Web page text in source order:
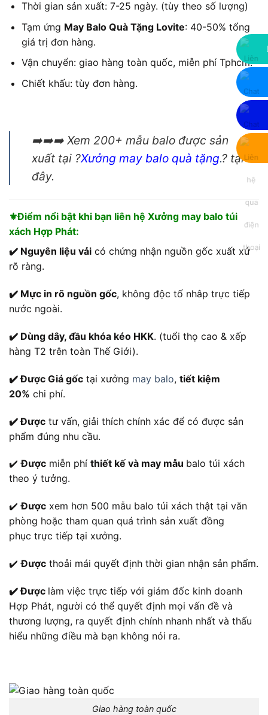
Thời gian sản xuất: 7-25 ngày. (tùy theo số lượng)
Tạm ứng May Balo Quà Tặng Lovite: 40-50% tổng
giá trị đơn hàng.
Vận chuyển: giao hàng toàn quốc, miễn phí Tphcm.
Chiết khấu: tùy đơn hàng.
➡️➡️➡️ Xem 200+ mẫu balo được sản
xuất tại ?Xưởng may balo quà tặng.? tại
đây.
⚜️Điểm nổi bật khi bạn liên hệ Xưởng may balo túi
xách Hợp Phát:
✔️ Nguyên liệu vải có chứng nhận nguồn gốc xuất xứ
rõ ràng.
✔️ Mực in rõ nguồn gốc, không độc tố nhâp trực tiếp
nước ngoài.
✔️ Dùng dây, đầu khóa kéo HKK. (tuổi thọ cao & xếp
hàng T2 trên toàn Thế Giới).
✔️ Được Giá gốc tại xưởng may balo, tiết kiệm
20% chi phí.
✔️ Được tư vấn, giải thích chính xác để có được sản
phẩm đúng nhu cầu.
✔️Được miễn phí thiết kế và may mẫu balo túi xách
theo ý tưởng.
✔️Được xem hơn 500 mẫu balo túi xách thật tại văn
phòng hoặc tham quan quá trình sản xuất đồng
phục trực tiếp tại xưởng.
✔️Được thoải mái quyết định thời gian nhận sản phẩm.
✔️ Được làm việc trực tiếp với giám đốc kinh doanh
Hợp Phát, người có thể quyết định mọi vấn đề và
thương lượng, ra quyết định chính nhanh nhất và thấu
hiểu những điều mà bạn không nói ra.
Giao hàng toàn quốc